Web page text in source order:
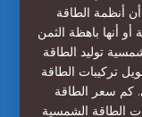
أنظمة الطاقة
أنها باهظة الثمن
توليد الطاقة
تركيبات الطاقة
سعر الطاقة
الطاقة الشمسية